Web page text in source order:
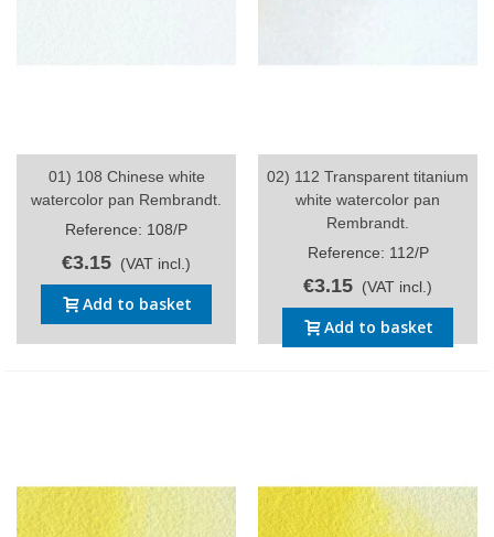
01) 108 Chinese white
watercolor pan Rembrandt.
Reference: 108/P
€3.15 (VAT incl.)
Add to basket
02) 112 Transparent titanium
white watercolor pan
Rembrandt.
Reference: 112/P
€3.15 (VAT incl.)
Add to basket